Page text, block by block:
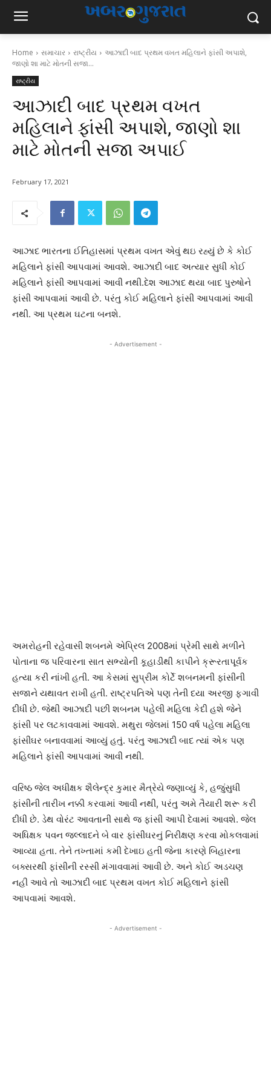
Home સમાચાર રાષ્ટ્રીય
આઝાદી બાદ પ્રથમ વખત મહિલાને ફાંસી અપાશે,
જાણો શા માટે મોતની સજા...
રાષ્ટ્રીય
આઝાદી બાદ પ્રથમ વખત
મહિલાને ફાંસી અપાશે, જાણો શા
માટે મોતની સજા અપાઈ
February 17, 2021
આઝાદ ભારતના ઈતિહાસમાં પ્રથમ વખત એવું થઇ રહ્યું છે કે કોઈ
મહિલાને ફાંસી આપવામાં આવશે. આઝાદી બાદ અત્યાર સુધી કોઈ
મહિલાને ફાંસી આપવામાં આવી નથી.દેશ આઝાદ થયા બાદ પુરુષોને
ફાંસી આપવામાં આવી છે. પરંતુ કોઈ મહિલાને ફાંસી આપવામાં આવી
નથી. આ પ્રથમ ઘટના બનશે.
- Advertisement -
અમરોહની રહેવાસી શબનમે એપ્રિલ 2008માં પ્રેમી સાથે મળીને
પોતાના જ પરિવારના સાત સભ્યોની કૂહાડીથી કાપીને ક્રૂરતાપૂર્વક
હત્યા કરી નાંખી હતી. આ કેસમાં સુપ્રીમ કોર્ટે શબનમની ફાંસીની
સજાને યથાવત રાખી હતી. રાષ્ટ્રપતિએ પણ તેની દયા અરજી ફગાવી
દીધી છે. જેથી આઝાદી પછી શબનમ પહેલી મહિલા કેદી હશે જેને
ફાંસી પર લટકાવવામાં આવશે. મથુરા જેલમાં 150 વર્ષ પહેલા મહિલા
ફાંસીઘર બનાવવામાં આવ્યું હતું. પરંતુ આઝાદી બાદ ત્યાં એક પણ
મહિલાને ફાંસી આપવામાં આવી નથી.
વરિષ્ઠ જેલ અધીક્ષક શૈલેન્દ્ર કુમાર મૈત્રેયે જણાવ્યું કે, હજુંસુધી
ફાંસીની તારીખ નક્કી કરવામાં આવી નથી, પરંતુ અમે તૈયારી શરૂ કરી
દીધી છે. ડેથ વોરંટ આવતાની સાથે જ ફાંસી આપી દેવામાં આવશે. જેલ
અધિક્ષક પવન જલ્લાદને બે વાર ફાંસીઘરનું નિરીક્ષણ કરવા મોકલવામાં
આવ્યા હતા. તેને તખ્તામાં કમી દેખાઇ હતી જેના કારણે બિહારના
બક્સરથી ફાંસીની રસ્સી મંગાવવામાં આવી છે. અને કોઈ અડચણ
નહી આવે તો આઝાદી બાદ પ્રથમ વખત કોઈ મહિલાને ફાંસી
આપવામાં આવશે.
- Advertisement -